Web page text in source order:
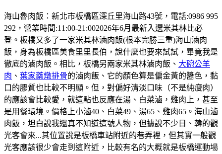
海山魯肉飯：新北市板橋區深丘里海山路43號，電話:0986 995
292，營業時間:11:00-21:002026年6月最新入選米其林比必
登。板橋又多了一家米其林滷肉飯(根本完勝三重)海山滷肉
飯，身為板橋區美食里里長伯，說什麼也要來試試，畢竟我是
徹底的滷肉飯。相比，板橋另兩家米其林滷肉飯、 大碗公羊
肉 、 葉家藥燉排骨的滷肉飯、它的顏色算是偏金黃的醬色，黏
口的膠質也比較不明顯。但，對偏好清淡口味（不是純瘦肉）
的應該會比較愛，就這點也反應在湯、白菜滷，雞肉上，甚至
是用餐環境。價格上小滷40、白菜49、湯65、雞肉65。海山滷
肉飯，坦白說我還真不知道這號人物，但據說不少日、韓的觀
光客會來...其位置說是板橋車站附近的巷弄裡，但其實一般觀
光客應該很少會走到這附近，比較有名的大概就是板橋運動場